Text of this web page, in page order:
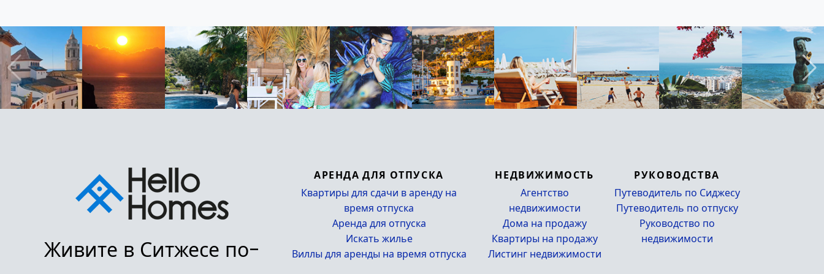
Живите в Ситжесе по-
АРЕНДА ДЛЯ ОТПУСКА
Квартиры для сдачи в аренду на
время отпуска
Аренда для отпуска
Искать жилье
Виллы для аренды на время отпуска
НЕДВИЖИМОСТЬ
Агентство
недвижимости
Дома на продажу
Квартиры на продажу
Листинг недвижимости
РУКОВОДСТВА
Путеводитель по Сиджесу
Путеводитель по отпуску
Руководство по
недвижимости